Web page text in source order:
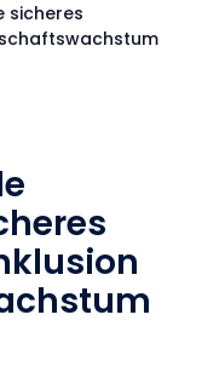
sicheres